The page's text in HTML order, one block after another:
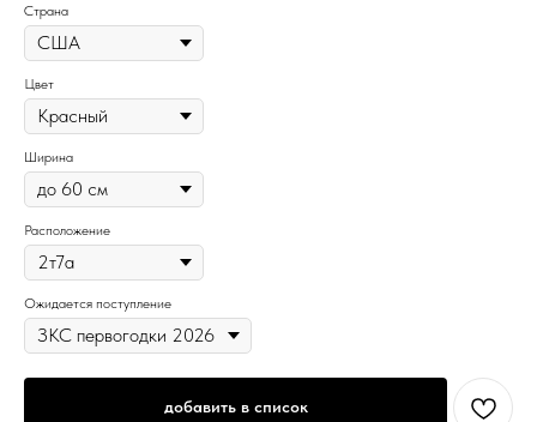
Страна
Цвет
Ширина
Расположение
Ожидается поступление
добавить в список